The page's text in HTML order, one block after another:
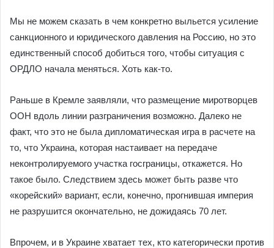
Мы не можем сказать в чем конкретно выльется усиление
санкционного и юридического давления на Россию, но это
единственный способ добиться того, чтобы ситуация с
ОРДЛО начала меняться. Хоть как-то.
Раньше в Кремле заявляли, что размещение миротворцев
ООН вдоль линии разграничения возможно. Далеко не
факт, что это не была дипломатическая игра в расчете на
то, что Украина, которая настаивает на передаче
неконтролируемого участка госграницы, откажется. Но
такое было. Следствием здесь может быть разве что
«корейский» вариант, если, конечно, прогнившая империя
не разрушится окончательно, не дожидаясь 70 лет.
Впрочем, и в Украине хватает тех, кто категорически против